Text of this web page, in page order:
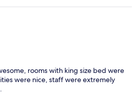
rooms with king size bed were
were nice, staff were extremely